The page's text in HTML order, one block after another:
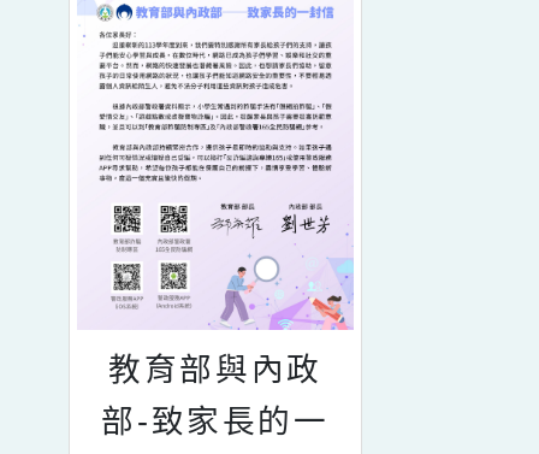
教育部與內政
部-致家長的一